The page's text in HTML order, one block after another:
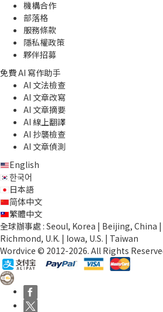
機構合作
部落格
服務條款
隱私權政策
夥伴招募
免費 AI 寫作助手
AI 文法檢查
AI 文章改寫
AI 文章摘要
AI 線上翻譯
AI 抄襲檢查
AI 文章偵測
English
한국어
日本語
简体中文
繁體中文
全球辦事處 : Seoul, Korea | Beijing, China
Richmond, U.K. | Iowa, U.S. | Taiwan
Wordvice © 2012-2026. All Rights